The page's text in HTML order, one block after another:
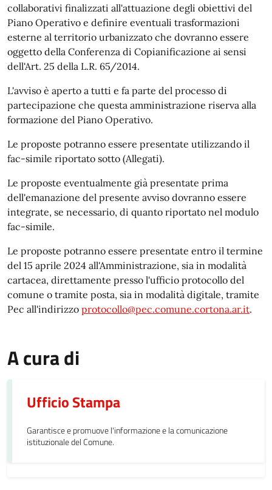
collaborativi finalizzati all'attuazione degli obiettivi del
Piano Operativo e definire eventuali trasformazioni
esterne al territorio urbanizzato che dovranno essere
oggetto della Conferenza di Copianificazione ai sensi
dell'Art. 25 della L.R. 65/2014.
L'avviso è aperto a tutti e fa parte del processo di
partecipazione che questa amministrazione riserva alla
formazione del Piano Operativo.
Le proposte potranno essere presentate utilizzando il
fac-simile riportato sotto (Allegati).
Le proposte eventualmente già presentate prima
dell'emanazione del presente avviso dovranno essere
integrate, se necessario, di quanto riportato nel modulo
fac-simile.
Le proposte potranno essere presentate entro il termine
del 15 aprile 2024 all'Amministrazione, sia in modalità
cartacea, direttamente presso l'ufficio protocollo del
comune o tramite posta, sia in modalità digitale, tramite
Pec all'indirizzo protocollo@pec.comune.cortona.ar.it.
A cura di
Ufficio Stampa
Garantisce e promuove l'informazione e la comunicazione
istituzionale del Comune.